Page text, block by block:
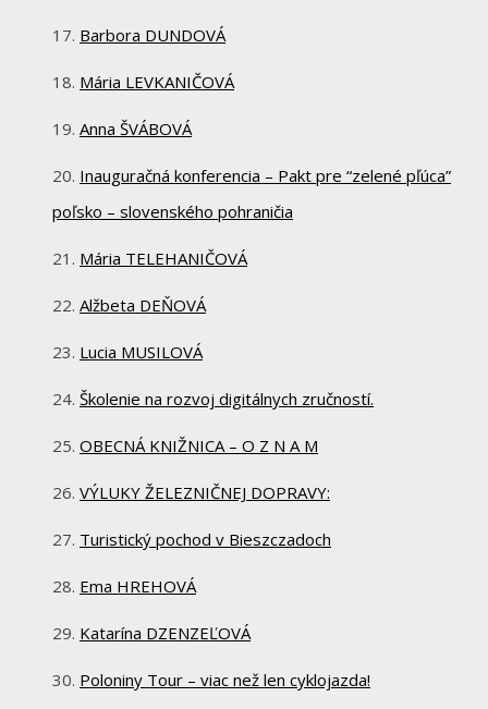
Barbora DUNDOVÁ
Mária LEVKANIČOVÁ
Anna ŠVÁBOVÁ
Inauguračná konferencia – Pakt pre “zelené pľúca”
poľsko – slovenského pohraničia
Mária TELEHANIČOVÁ
Alžbeta DEŇOVÁ
Lucia MUSILOVÁ
Školenie na rozvoj digitálnych zručností.
OBECNÁ KNIŽNICA – O Z N A M
VÝLUKY ŽELEZNIČNEJ DOPRAVY:
Turistický pochod v Bieszczadoch
Ema HREHOVÁ
Katarína DZENZEĽOVÁ
Poloniny Tour – viac než len cyklojazda!